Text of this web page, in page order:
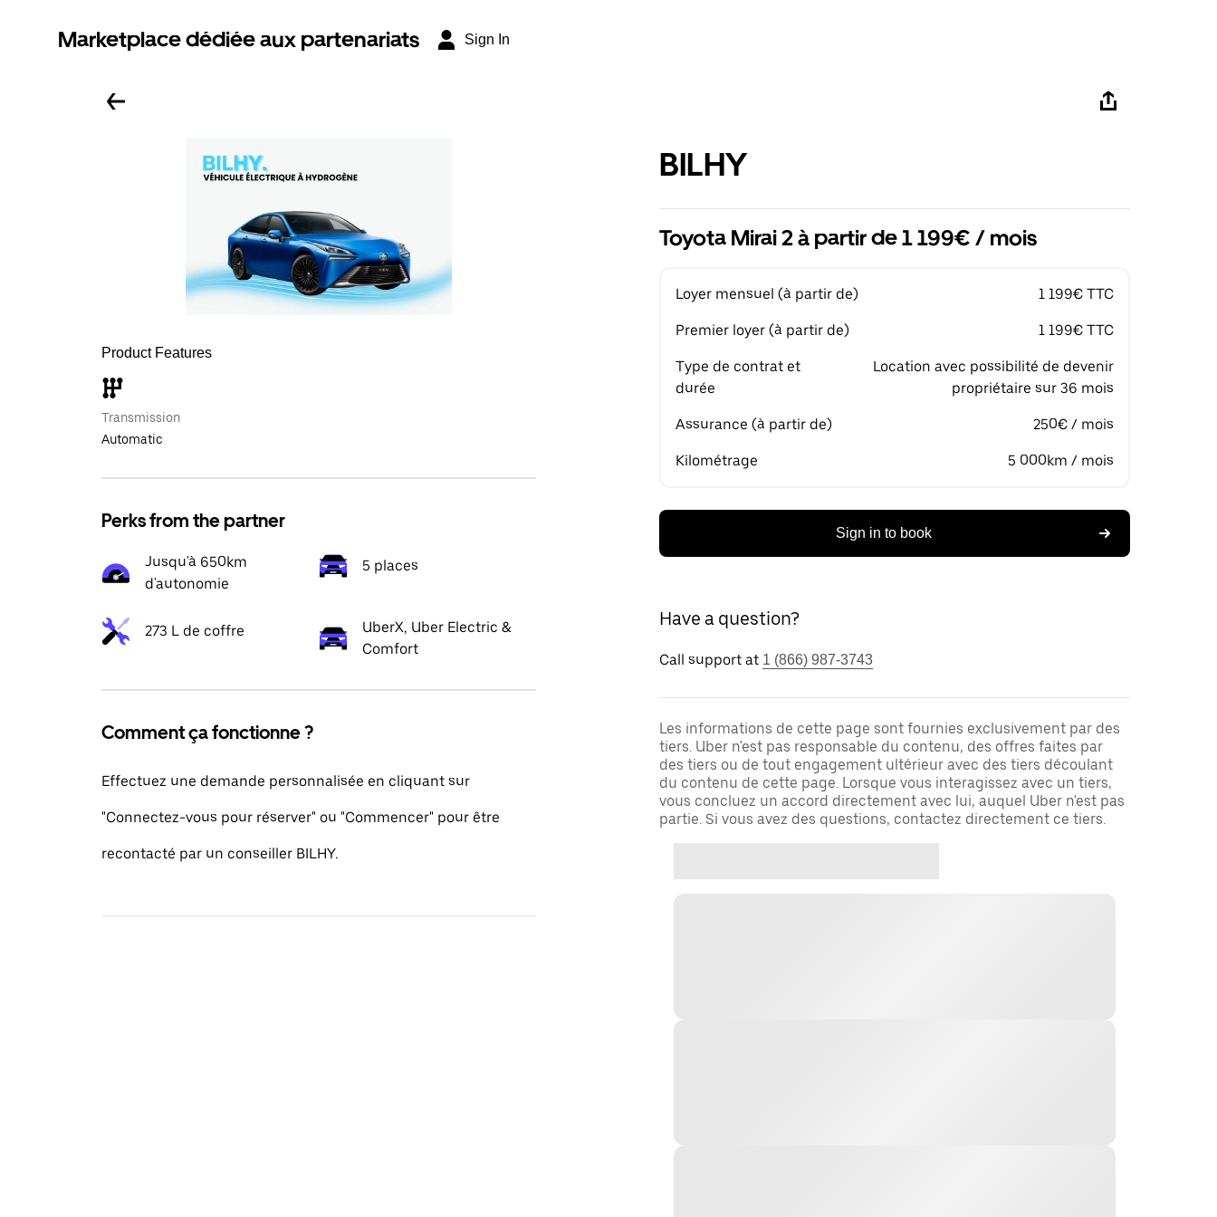
Marketplace dédiée aux partenariats Sign In
Product Features
Transmission
Automatic
Perks from the partner
Jusqu'à 650km
d'autonomie
5 places
273 L de coffre
UberX, Uber Electric &
Comfort
Comment ça fonctionne ?
Effectuez une demande personnalisée en cliquant sur
"Connectez-vous pour réserver" ou "Commencer" pour être
recontacté par un conseiller BILHY.
BILHY
Toyota Mirai 2 à partir de 1 199€ / mois
Loyer mensuel (à partir de) 1 199€ TTC
Premier loyer (à partir de) 1 199€ TTC
Type de contrat et
durée
Location avec possibilité de devenir
propriétaire sur 36 mois
Assurance (à partir de) 250€ / mois
Kilométrage 5 000km / mois
Sign in to book
Have a question?
Call support at 1 (866) 987-3743
Les informations de cette page sont fournies exclusivement par des
tiers. Uber n'est pas responsable du contenu, des offres faites par
des tiers ou de tout engagement ultérieur avec des tiers découlant
du contenu de cette page. Lorsque vous interagissez avec un tiers,
vous concluez un accord directement avec lui, auquel Uber n'est pas
partie. Si vous avez des questions, contactez directement ce tiers.